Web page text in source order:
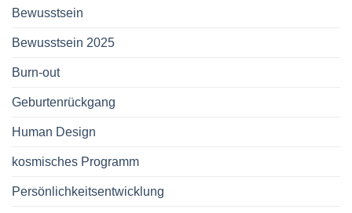
Bewusstsein
Bewusstsein 2025
Burn-out
Geburtenrückgang
Human Design
kosmisches Programm
Persönlichkeitsentwicklung